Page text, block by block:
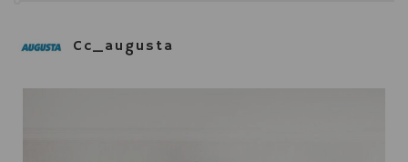
Cc_augusta